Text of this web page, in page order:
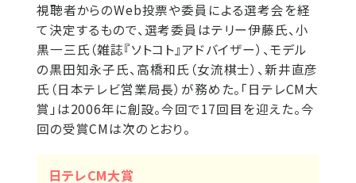
視聴者からのWeb投票や委員による選考会を経
て決定するもので、選考委員はテリー伊藤氏、小
黒一三氏（雑誌『ソトコト』アドバイザー）、モデル
の黒田知永子氏、高橋和氏（女流棋士）、新井直彦
氏（日本テレビ営業局長）が務めた。「日テレCM大
賞」は2006年に創設。今回で17回目を迎えた。今
回の受賞CMは次のとおり。
日テレCM大賞